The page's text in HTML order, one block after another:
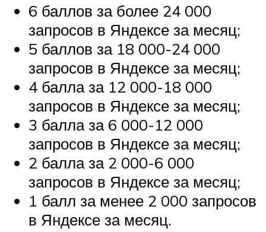
6 баллов за более 24 000
запросов в Яндексе за месяц;
5 баллов за 18 000-24 000
запросов в Яндексе за месяц;
4 балла за 12 000-18 000
запросов в Яндексе за месяц;
3 балла за 6 000-12 000
запросов в Яндексе за месяц;
2 балла за 2 000-6 000
запросов в Яндексе за месяц;
1 балл за менее 2 000 запросов
в Яндексе за месяц.